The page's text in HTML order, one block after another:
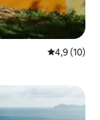
Vidutinis
4,9 (10)